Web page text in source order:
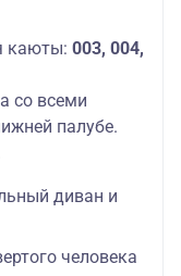
каюты: 003, 004,
со всеми
палубе.
диван и
человека